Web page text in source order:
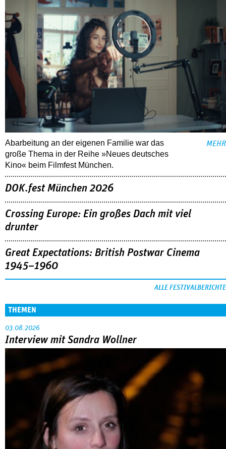
Abarbeitung an der eigenen Familie war das
große Thema in der Reihe »Neues deutsches
Kino« beim Filmfest München.
MEHR
DOK.fest München 2026
Crossing Europe: Ein großes Dach mit viel
drunter
Great Expectations: British Postwar Cinema
1945–1960
ALLE FESTIVALBERICHTE
THEMEN
03.08.2026
Interview mit Sandra Wollner